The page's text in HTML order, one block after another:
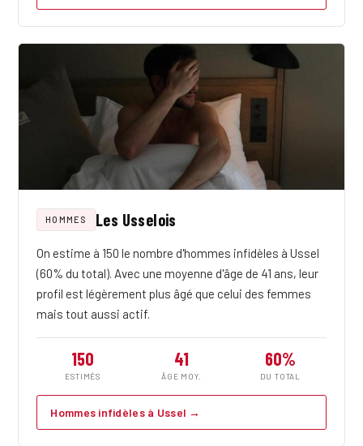
HOMMES Les Usselois
On estime à 150 le nombre d'hommes infidèles à Ussel
(60% du total). Avec une moyenne d'âge de 41 ans, leur
profil est légèrement plus âgé que celui des femmes
mais tout aussi actif.
150
ESTIMÉS
41
ÂGE MOY.
60%
DU TOTAL
Hommes infidèles à Ussel →